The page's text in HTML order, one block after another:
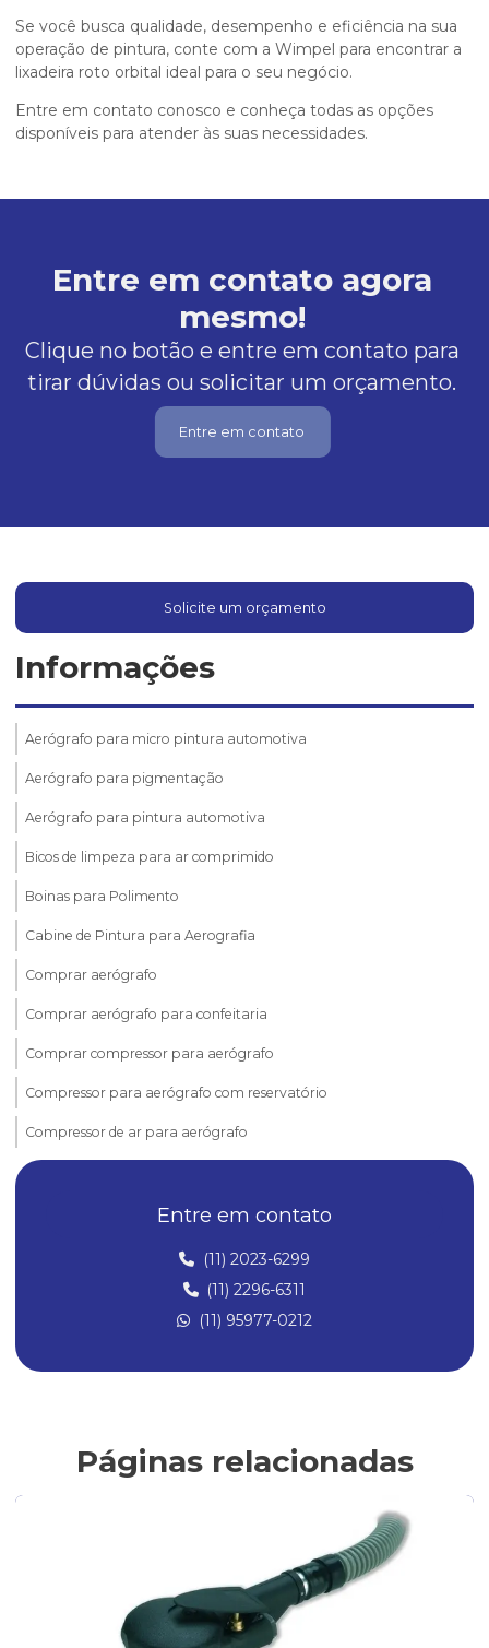
Se você busca qualidade, desempenho e eficiência na sua
operação de pintura, conte com a Wimpel para encontrar a
lixadeira roto orbital ideal para o seu negócio.
Entre em contato conosco e conheça todas as opções
disponíveis para atender às suas necessidades.
Entre em contato agora
mesmo!
Clique no botão e entre em contato para
tirar dúvidas ou solicitar um orçamento.
Entre em contato
Solicite um orçamento
Informações
Aerógrafo para micro pintura automotiva
Aerógrafo para pigmentação
Aerógrafo para pintura automotiva
Bicos de limpeza para ar comprimido
Boinas para Polimento
Cabine de Pintura para Aerografia
Comprar aerógrafo
Comprar aerógrafo para confeitaria
Comprar compressor para aerógrafo
Compressor para aerógrafo com reservatório
Compressor de ar para aerógrafo
Compressor de ar silencioso para aerografia
Compressor para pistola de pintura
Compressores para aerografia
Compressores de ar Direto
Conexões Instantâneas
Filtro de ar para compressor
Filtro Lubrificador
Entre em contato
(11) 2023-6299
(11) 2296-6311
(11) 95977-0212
Páginas relacionadas